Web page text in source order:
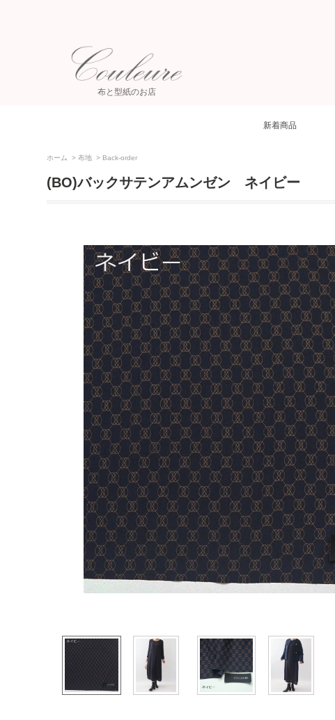
布と型紙のお店
新着商品
ホーム > 布地 > Back-order
(BO)バックサテンアムンゼン ネイビー